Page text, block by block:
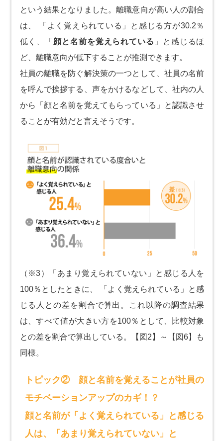
という結果となりました。離職意向が高い人の割合
は、 「よく覚えられている」と感じる方が30.2％
低く、「 顔と名前を覚えられている 」と感じるほ
ど、離職意向が低下することが推測できます。
社員の離職を防ぐ解決策の一つとして、社員の名前
を呼んで挨拶する、声をかけるなどして、社内の人
から「顔と名前を覚えてもらっている」と認識させ
ることが有効だと言えそうです。
（※3）「あまり覚えられていない」と感じる人を
100％としたときに、 「よく覚えられている」と感
じる人との差を割合で算出。これ以降の調査結果
は、すべて値が大きい方を100％として、比較対象
との差を割合で算出している。【図2】～【図6】も
同様。
トピック② 顔と名前を覚えることが社員の
モチベーションアップのカギ！？
顔と名前が「よく覚えられている」と感じる
人は、「あまり覚えられていない」と